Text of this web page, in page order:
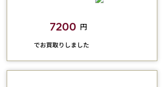
7200 円
​でお買取りしました